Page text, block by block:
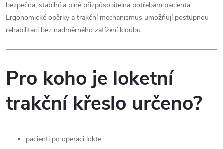
bezpečná, stabilní a plně přizpůsobitelná potřebám pacienta.
Ergonomické opěrky a trakční mechanismus umožňují postupnou
rehabilitaci bez nadměrného zatížení kloubu.
Pro koho je loketní
trakční křeslo určeno?
pacienti po operaci lokte